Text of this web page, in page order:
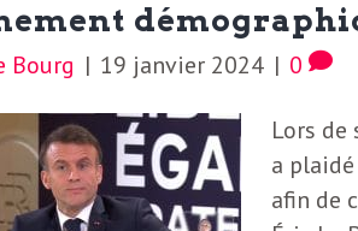
Bourg | 19 janvier 2024 | 0
Lors de
a
afin de